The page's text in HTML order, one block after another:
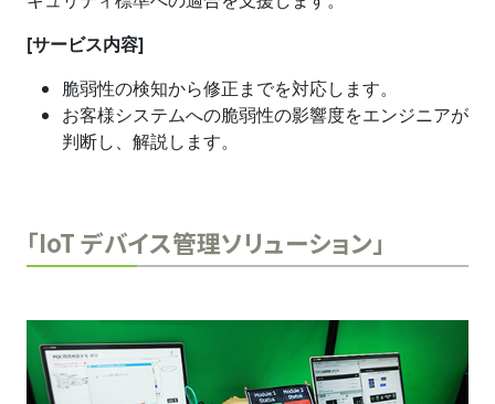
[サービス内容]
脆弱性の検知から修正までを対応します。
お客様システムへの脆弱性の影響度をエンジニアが
判断し、解説します。
「IoT デバイス管理ソリューション」